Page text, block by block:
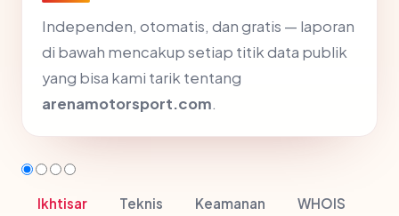
Independen, otomatis, dan gratis — laporan
di bawah mencakup setiap titik data publik
yang bisa kami tarik tentang
arenamotorsport.com.
Ikhtisar Teknis Keamanan WHOIS